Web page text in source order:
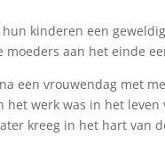
kinderen een
aan het einde
een vrouwendag met
werk was in het
kreeg in het hart van